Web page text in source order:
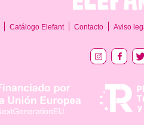
Catálogo Elefant Contacto Aviso